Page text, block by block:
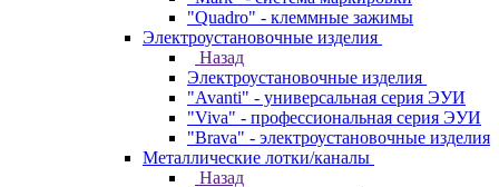
"Quadro" - клеммные зажимы
Электроустановочные изделия
Назад
Электроустановочные изделия
"Avanti" - универсальная серия ЭУИ
"Viva" - профессиональная серия ЭУИ
"Brava" - электроустановочные изделия
Металлические лотки/каналы
Назад